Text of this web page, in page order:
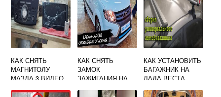
КАК СНЯТЬ
МАГНИТОЛУ
МАЗДА 3 ВИДЕО
КАК СНЯТЬ
ЗАМОК
ЗАЖИГАНИЯ НА
КАК УСТАНОВИТЬ
БАГАЖНИК НА
ЛАДА ВЕСТА